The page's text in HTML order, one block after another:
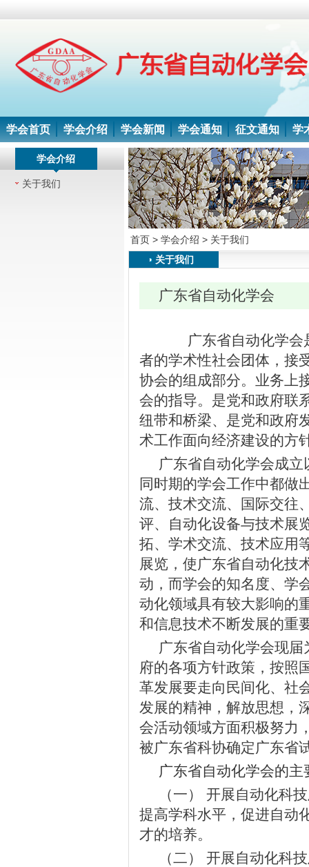
学会首页 学会介绍 学会新闻 学会通知 征文通知 学
学会介绍
关于我们
首页 > 学会介绍 > 关于我们
关于我们
广东省自动化学会
广东省自动化学会
者的学术性社会团体，接
协会的组成部分。业务上
会的指导。是党和政府联
纽带和桥梁、是党和政府
术工作面向经济建设的方
广东省自动化学会成
同时期的学会工作中都做
流、技术交流、国际交往
评、自动化设备与技术展
拓、学术交流、技术应用
展览，使广东省自动化技
动，而学会的知名度、学
动化领域具有较大影响的
和信息技术不断发展的重
广东省自动化学会现
府的各项方针政策，按照
革发展要走向民间化、社
发展的精神，解放思想，
会活动领域方面积极努力
被广东省科协确定广东省
广东省自动化学会的
（一） 开展自动化科
提高学科水平，促进自动
才的培养。
（二） 开展自动化科